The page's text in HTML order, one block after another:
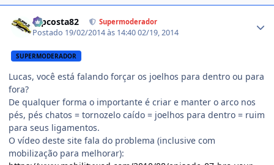
mpcosta82 Supermoderador
Postado 19/02/2014 às 14:4002/19, 2014
SUPERMODERADOR
Lucas, você está falando forçar os joelhos para dentro ou para
fora?
De qualquer forma o importante é criar e manter o arco nos
pés, pés chatos = tornozelo caído = joelhos para dentro = ruim
para seus ligamentos.
O vídeo deste site fala do problema (inclusive com
mobilização para melhorar):